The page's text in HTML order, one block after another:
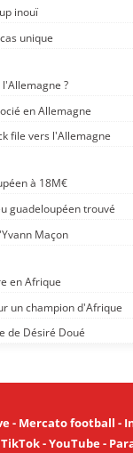
inouï
unique
?
en Allemagne
file vers l'Allemagne
à 18M€
guadeloupéen trouvé
Maçon
en Afrique
un champion d'Afrique
de Désiré Doué
- Mercato football -
TikTok-YouTube-